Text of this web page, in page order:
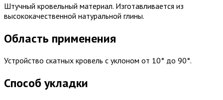
Штучный кровельный материал. Изготавливается из
высококачественной натуральной глины.
Область применения
Устройство скатных кровель с уклоном от 10° до 90°.
Способ укладки